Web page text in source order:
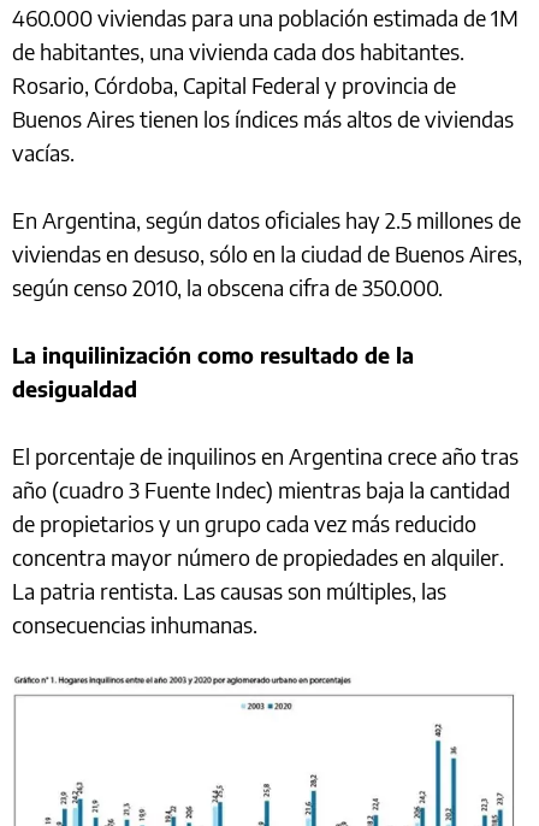
460.000 viviendas para una población estimada de 1M
de habitantes, una vivienda cada dos habitantes.
Rosario, Córdoba, Capital Federal y provincia de
Buenos Aires tienen los índices más altos de viviendas
vacías.
En Argentina, según datos oficiales hay 2.5 millones de
viviendas en desuso, sólo en la ciudad de Buenos Aires,
según censo 2010, la obscena cifra de 350.000.
La inquilinización como resultado de la
desigualdad
El porcentaje de inquilinos en Argentina crece año tras
año (cuadro 3 Fuente Indec) mientras baja la cantidad
de propietarios y un grupo cada vez más reducido
concentra mayor número de propiedades en alquiler.
La patria rentista. Las causas son múltiples, las
consecuencias inhumanas.